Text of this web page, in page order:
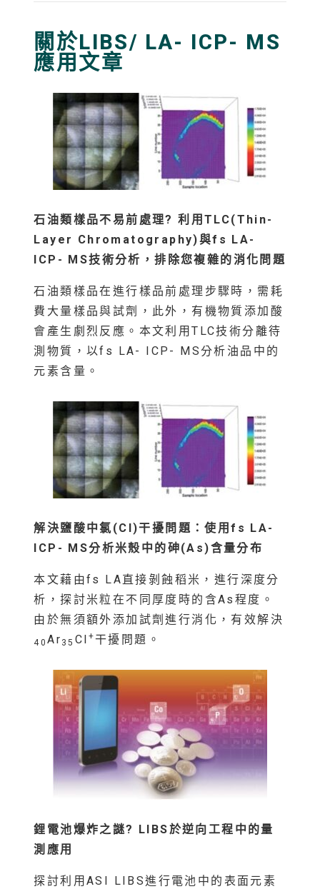
關於LIBS/ LA- ICP- MS
應用文章
石油類樣品不易前處理?利用TLC(Thin-
Layer Chromatography)與fs LA-
ICP- MS技術分析，排除您複雜的消化問題
石油類樣品在進行樣品前處理步驟時，需耗
費大量樣品與試劑，此外，有機物質添加酸
會產生劇烈反應。本文利用TLC技術分離待
測物質，以fs LA- ICP- MS分析油品中的
元素含量。
解決鹽酸中氯(Cl)干擾問題：使用fs LA-
ICP- MS分析米殼中的砷(As)含量分布
本文藉由fs LA直接剝蝕稻米，進行深度分
析，探討米粒在不同厚度時的含As程度。
由於無須額外添加試劑進行消化，有效解決
40Ar 35 Cl +干擾問題。
鋰電池爆炸之謎? LIBS於逆向工程中的量
測應用
探討利用ASI LIBS進行電池中的表面元素